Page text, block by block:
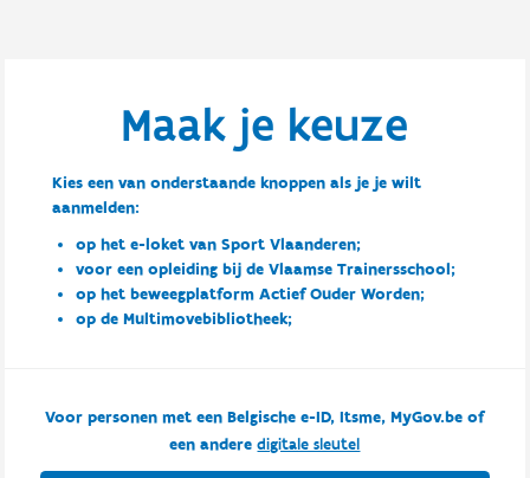
Maak je keuze
Kies een van onderstaande knoppen als je je wilt
aanmelden:
op het e-loket van Sport Vlaanderen;
voor een opleiding bij de Vlaamse Trainersschool;
op het beweegplatform Actief Ouder Worden;
op de Multimovebibliotheek;
Voor personen met een Belgische e-ID, Itsme, MyGov.be of
een anderedigitale sleutel